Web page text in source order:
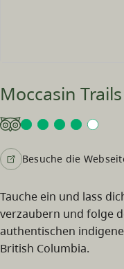
Moccasin Trails
Besuche die
Tauche ein und lass
verzaubern und folge
authentischen
British Columbia.